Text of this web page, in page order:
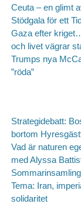
Ceuta – en glimt
Stödgala för ett
Gaza efter
och livet vägrar
Trumps nya
”röda”
Strategidebatt:
bortom
Vad är naturen
med Alyssa
Sommarinsamling
Tema: Iran,
solidaritet